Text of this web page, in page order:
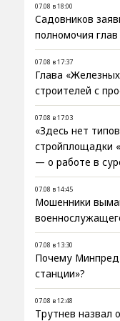
07.08 в 18:00
Садовников
полномочия
07.08 в 17:37
Глава
строителей с
07.08 в 17:03
«Здесь нет
стройплощадки
— о работе в
07.08 в 14:45
Мошенники
07.08 в 13:30
Почему Минпред
станции»?
07.08 в 12:48
Трутнев назвал